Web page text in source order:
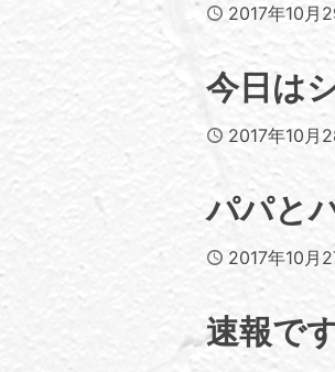
Published
2017年10月
今日は
Published
2017年10月
パパと
Published
2017年10月
速報で